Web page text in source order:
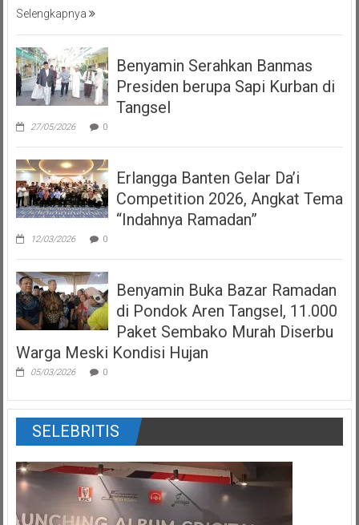
Selengkapnya
Benyamin Serahkan Banmas
Presiden berupa Sapi Kurban di
Tangsel
27/05/2026 0
Erlangga Banten Gelar Da’i
Competition 2026, Angkat Tema
“Indahnya Ramadan”
12/03/2026 0
Benyamin Buka Bazar Ramadan
di Pondok Aren Tangsel, 11.000
Paket Sembako Murah Diserbu
Warga Meski Kondisi Hujan
05/03/2026 0
SELEBRITIS